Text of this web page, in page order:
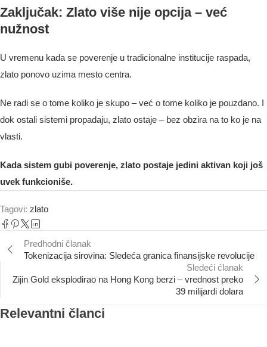
Zaključak: Zlato više nije opcija – već
nužnost
U vremenu kada se poverenje u tradicionalne institucije raspada,
zlato ponovo uzima mesto centra.
Ne radi se o tome koliko je skupo – već o tome koliko je pouzdano. I
dok ostali sistemi propadaju, zlato ostaje – bez obzira na to ko je na
vlasti.
Kada sistem gubi poverenje, zlato postaje jedini aktivan koji još
uvek funkcioniše.
Tagovi: zlato
Predhodni članak
Tokenizacija sirovina: Sledeća granica finansijske revolucije
Sledeći ćlanak
Zijin Gold eksplodirao na Hong Kong berzi – vrednost preko
39 milijardi dolara
Relevantni članci